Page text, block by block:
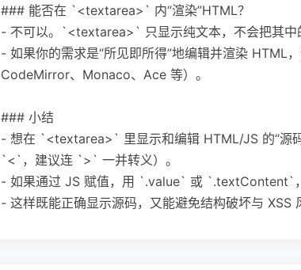
### 能否在 `<textarea>` 内“渲染”HTML？
- 不可以。`<textarea>` 只显示纯文本，不会把其中
- 如果你的需求是“所见即所得”地编辑并渲染
CodeMirror、Monaco、Ace 等）。
### 小结
- 想在 `<textarea>` 里显示和编辑 HTML/JS 的“源
`<`，建议连 `>` 一并转义）。
- 如果通过 JS 赋值，用 `.value` 或 `.textContent`
- 这样既能正确显示源码，又能避免结构破坏与 XSS